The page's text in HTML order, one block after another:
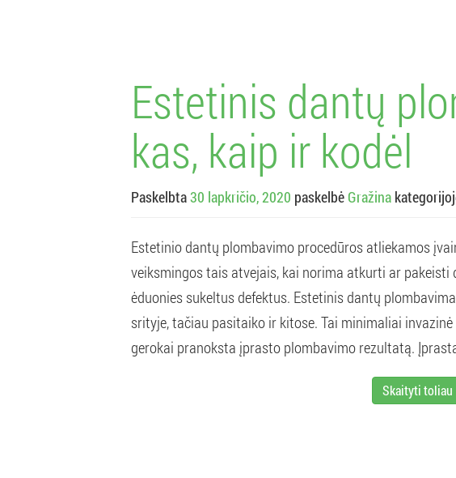
Estetinis dantų
kas, kaip ir kodėl
Paskelbta30 lapkričio, 2020 paskelbė Gražina
Estetinio dantų plombavimo procedūros atliekamos
veiksmingos tais atvejais, kai norima atkurti ar
ėduonies sukeltus defektus. Estetinis dantų
srityje, tačiau pasitaiko ir kitose. Tai minimaliai
gerokai pranoksta įprasto plombavimo rezultatą.
Skaityti